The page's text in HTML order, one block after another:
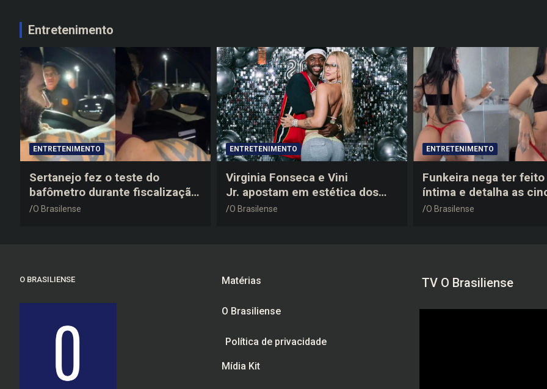
Entretenimento
ENTRETENIMENTO
Sertanejo fez o teste do
bafômetro durante fiscalização
na estrada, deu resultado
O Brasilense
ENTRETENIMENTO
Virginia Fonseca e Vini
Jr. apostam em estética dos
anos 2000 em festa de
O Brasilense
ENTRETENIMENTO
Funkeira nega ter
íntima e detalha as
plásticas que realizou
O Brasilense
O BRASILIENSE Matérias
O Brasiliense
Política de privacidade
Mídia Kit
TV O Brasiliense